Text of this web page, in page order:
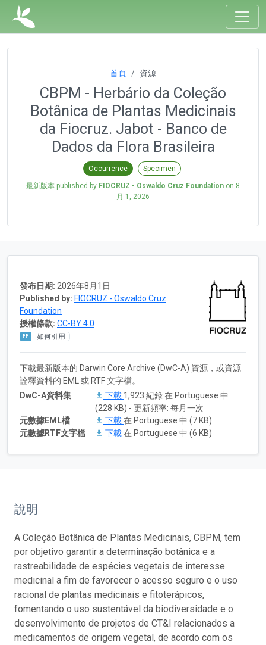
首頁 資源
CBPM - Herbário da Coleção
Botânica de Plantas Medicinais
da Fiocruz. Jabot - Banco de
Dados da Flora Brasileira
Occurrence Specimen
最新版本 published by FIOCRUZ - Oswaldo Cruz Foundation on 8
月 1, 2026
發布日期: 2026年8月1日
Published by: FIOCRUZ - Oswaldo Cruz
Foundation
授權條款: CC-BY 4.0
如何引用
下載最新版本的 Darwin Core Archive (DwC-A) 資源，或資源
詮釋資料的 EML 或 RTF 文字檔。
DwC-A資料集
下載 1,923 紀錄 在 Portuguese 中
(228 KB) - 更新頻率: 每月一次
元數據EML檔
下載在 Portuguese 中 (7 KB)
元數據RTF文字檔
下載在 Portuguese 中 (6 KB)
說明
A Coleção Botânica de Plantas Medicinais, CBPM, tem
por objetivo garantir a determinação botânica e a
rastreabilidade de espécies vegetais de interesse
medicinal a fim de favorecer o acesso seguro e o uso
racional de plantas medicinais e fitoterápicos,
fomentando o uso sustentável da biodiversidade e o
desenvolvimento de projetos de CT&I relacionados a
medicamentos de origem vegetal, de acordo com os